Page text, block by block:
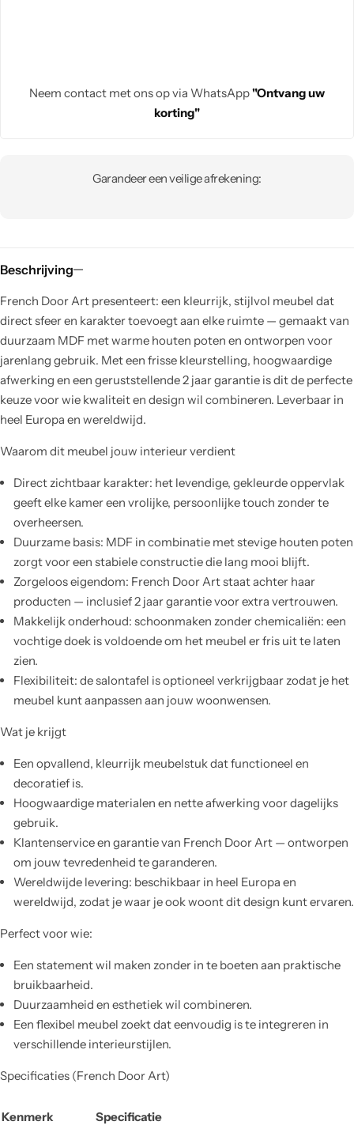
Neem contact met ons op via WhatsApp"Ontvang uw
korting"
Garandeer een veilige afrekening:
Beschrijving
French Door Art presenteert: een kleurrijk, stijlvol meubel dat
direct sfeer en karakter toevoegt aan elke ruimte — gemaakt van
duurzaam MDF met warme houten poten en ontworpen voor
jarenlang gebruik. Met een frisse kleurstelling, hoogwaardige
afwerking en een geruststellende 2 jaar garantie is dit de perfecte
keuze voor wie kwaliteit en design wil combineren. Leverbaar in
heel Europa en wereldwijd.
Waarom dit meubel jouw interieur verdient
Direct zichtbaar karakter: het levendige, gekleurde oppervlak
geeft elke kamer een vrolijke, persoonlijke touch zonder te
overheersen.
Duurzame basis: MDF in combinatie met stevige houten poten
zorgt voor een stabiele constructie die lang mooi blijft.
Zorgeloos eigendom: French Door Art staat achter haar
producten — inclusief 2 jaar garantie voor extra vertrouwen.
Makkelijk onderhoud: schoonmaken zonder chemicaliën: een
vochtige doek is voldoende om het meubel er fris uit te laten
zien.
Flexibiliteit: de salontafel is optioneel verkrijgbaar zodat je het
meubel kunt aanpassen aan jouw woonwensen.
Wat je krijgt
Een opvallend, kleurrijk meubelstuk dat functioneel en
decoratief is.
Hoogwaardige materialen en nette afwerking voor dagelijks
gebruik.
Klantenservice en garantie van French Door Art — ontworpen
om jouw tevredenheid te garanderen.
Wereldwijde levering: beschikbaar in heel Europa en
wereldwijd, zodat je waar je ook woont dit design kunt ervaren.
Perfect voor wie:
Een statement wil maken zonder in te boeten aan praktische
bruikbaarheid.
Duurzaamheid en esthetiek wil combineren.
Een flexibel meubel zoekt dat eenvoudig is te integreren in
verschillende interieurstijlen.
Specificaties (French Door Art)
Kenmerk Specificatie